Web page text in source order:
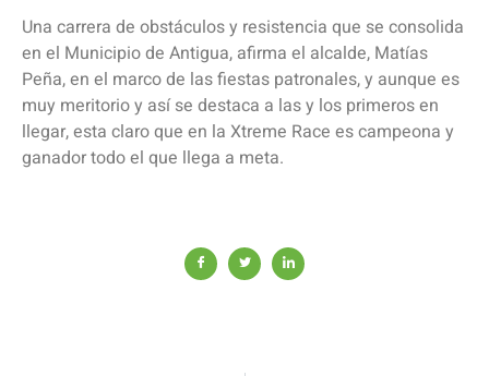
Una carrera de obstáculos y resistencia que se consolida
en el Municipio de Antigua, afirma el alcalde, Matías
Peña, en el marco de las fiestas patronales, y aunque es
muy meritorio y así se destaca a las y los primeros en
llegar, esta claro que en la Xtreme Race es campeona y
ganador todo el que llega a meta.